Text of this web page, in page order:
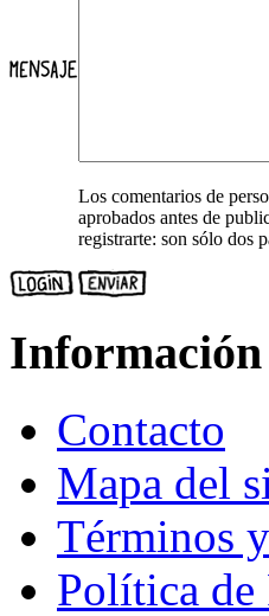
Los comentarios de
aprobados antes de
registrarte: son sólo dos
Información
Contacto
Mapa del
Términos
Política de